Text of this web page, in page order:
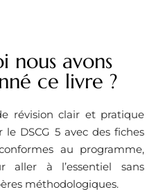
nous avons
ce livre ?
révision clair et pratique
le DSCG 5 avec des fiches
au programme,
aller à l’essentiel sans
méthodologiques.